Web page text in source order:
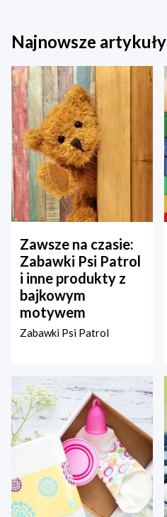
Najnowsze artykuły
Zawsze na czasie:
Zabawki Psi Patrol
i inne produkty z
bajkowym
motywem
Zabawki Psi Patrol